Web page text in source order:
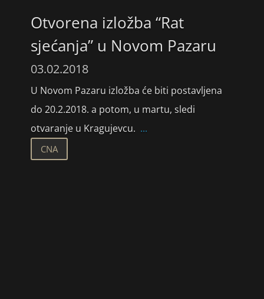
Otvorena izložba “Rat
sjećanja” u Novom Pazaru
03.02.2018
U Novom Pazaru izložba će biti postavljena
do 20.2.2018. a potom, u martu, sledi
otvaranje u Kragujevcu. ...
CNA